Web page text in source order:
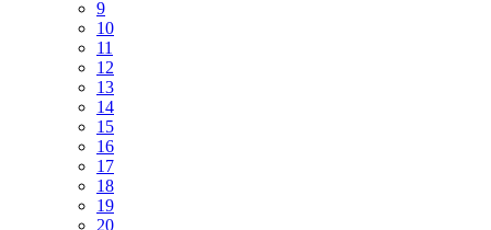
9
10
11
12
13
14
15
16
17
18
19
20